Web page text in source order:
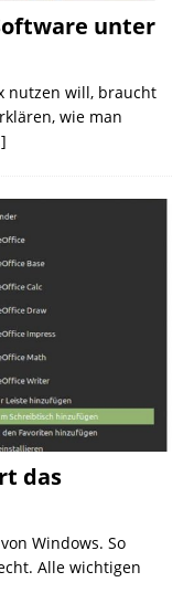
unter
nutzen will, braucht
wie man
das
Windows. So
Alle wichtigen